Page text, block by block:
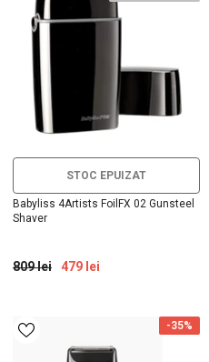
STOC EPUIZAT
Babyliss 4Artists FoilFX 02 Gunsteel
Shaver
809 lei 479 lei
-35%